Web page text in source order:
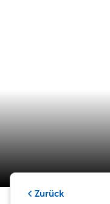
Zurück